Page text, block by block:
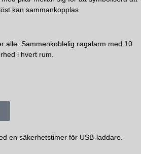
alle. Sammenkoblelig røgalarm med 10
i hvert rum.